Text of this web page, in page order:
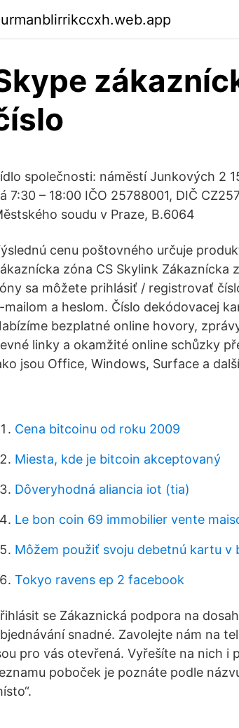
společnosti: náměstí Junkových 2
7:30 – 18:00 IČO 25788001, DIČ
soudu v Praze, B.6064
cenu poštovného určuje
zóna CS Skylink Zákaznícka
sa môžete prihlásiť / registrovať
mailom a heslom. Číslo dekódovacej
bezplatné online hovory,
linky a okamžité online schůzky
jsou Office, Windows, Surface a
Cena bitcoinu od roku 2009
Miesta, kde je bitcoin akceptovaný
Dôveryhodná aliancia iot (tia)
Le bon coin 69 immobilier vente
Môžem použiť svoju debetnú kartu v
Tokyo ravens ep 2 facebook
se Zákaznická podpora na
snadné. Zavolejte nám na
pro vás otevřená. Vyřešíte na nich i
poboček je poznáte podle